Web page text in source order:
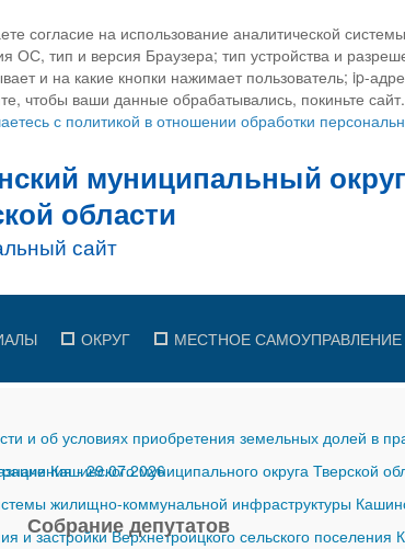
согласие на использование аналитической
ОС, тип и версия Браузера; тип устройства и
и на какие кнопки нажимает пользователь; ip-
чтобы ваши данные обрабатывались, покиньте сайт.
с политикой в отношении обработки
ОКРУГ МЕСТНОЕ САМОУПРАВЛЕНИЕ
и об условиях приобретения земельных долей в
-29.07.2026
Кашинского муниципального округа Тверской
жилищно-коммунальной инфраструктуры
и застройки Верхнетроицкого сельского
Собрание депутатов